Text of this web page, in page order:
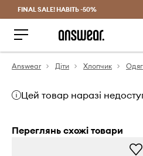
Заощаджуй з
FINAL SALE! НАВІТЬ -50%
Answear Діти Хлопчик Одяг
Цей товар наразі
Переглянь схожі товари